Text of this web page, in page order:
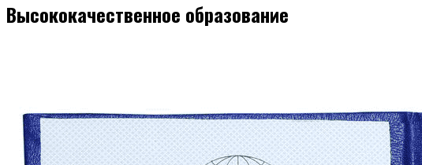
Высококачественное образование